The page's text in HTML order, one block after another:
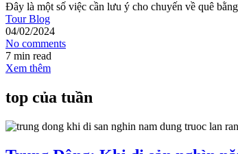
Đây là một số việc cần lưu ý cho chuyến về quê
Tour Blog
04/02/2024
No comments
7 min read
Xem thêm
top của tuần